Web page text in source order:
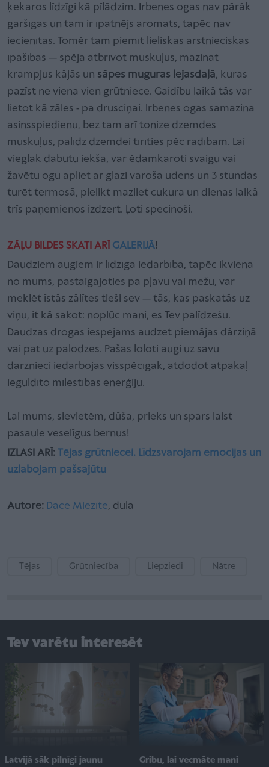
ķekaros līdzīgi kā pīlādzim. Irbenes ogas nav pārāk
garšīgas un tām ir īpatnējs aromāts, tāpēc nav
iecienītas. Tomēr tām piemīt lieliskas ārstnieciskas
īpašības — spēja atbrīvot muskuļus, mazināt
krampjus kājās un sāpes muguras lejasdaļā, kuras
pazīst ne viena vien grūtniece. Gaidību laikā tās var
lietot kā zāles - pa drusciņai. Irbenes ogas samazina
asinsspiedienu, bez tam arī tonizē dzemdes
muskuļus, palīdz dzemdei tīrīties pēc radībām. Lai
vieglāk dabūtu iekšā, var ēdamkaroti svaigu vai
žāvētu ogu apliet ar glāzi vāroša ūdens un 3 stundas
turēt termosā, pielikt mazliet cukura un dienas laikā
trīs paņēmienos izdzert. Ļoti spēcinoši.
ZĀĻU BILDES SKATI ARĪ GALERIJĀ!
Daudziem augiem ir līdzīga iedarbība, tāpēc ikviena
no mums, pastaigājoties pa pļavu vai mežu, var
meklēt īstās zālītes tieši sev — tās, kas paskatās uz
viņu, it kā sakot: noplūc mani, es Tev palīdzēšu.
Daudzas drogas iespējams audzēt piemājas dārziņā
vai pat uz palodzes. Pašas loloti augi uz savu
dārznieci iedarbojas visspēcīgāk, atdodot atpakaļ
ieguldīto mīlestības enerģiju.
Lai mums, sievietēm, dūša, prieks un spars laist
pasaulē veselīgus bērnus!
IZLASI ARĪ: Tējas grūtniecei. Līdzsvarojam emocijas un
uzlabojam pašsajūtu
Autore: Dace Miezīte, dūla
Tējas Grūtniecība Liepziedi Nātre
Tev varētu interesēt
Latvijā sāk pilnīgi jaunu
Gribu, lai vecmāte mani